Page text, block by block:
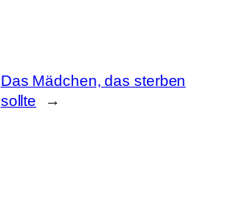
Das Mädchen, das sterben
sollte
→